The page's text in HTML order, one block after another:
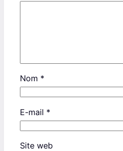
Nom *
E-mail *
Site web